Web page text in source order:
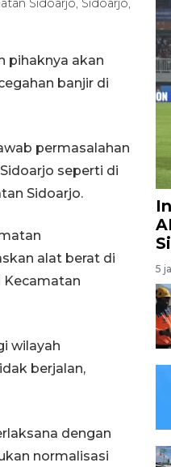
Sidoarjo, Sidoarjo,
pihaknya akan
banjir di
permasalahan
seperti di
Sidoarjo.
alat berat di
Kecamatan
wilayah
berjalan,
dengan
normalisasi
5